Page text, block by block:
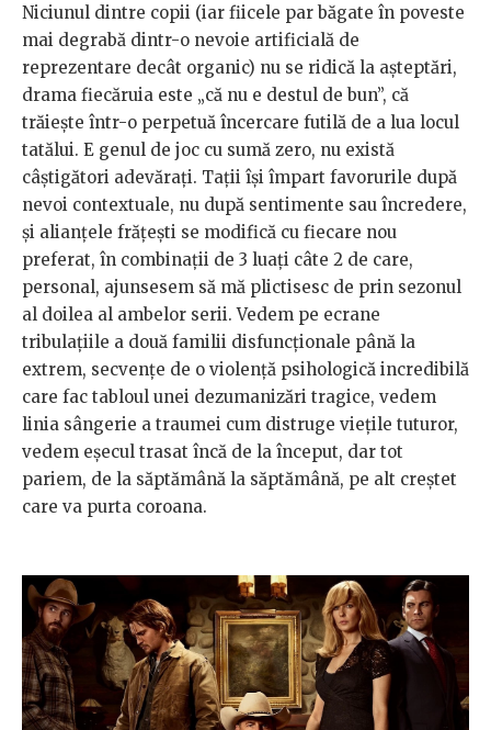
Niciunul dintre copii (iar fiicele par băgate în poveste
mai degrabă dintr-o nevoie artificială de
reprezentare decât organic) nu se ridică la așteptări,
drama fiecăruia este „că nu e destul de bun”, că
trăiește într-o perpetuă încercare futilă de a lua locul
tatălui. E genul de joc cu sumă zero, nu există
câștigători adevărați. Tații își împart favorurile după
nevoi contextuale, nu după sentimente sau încredere,
și alianțele frățești se modifică cu fiecare nou
preferat, în combinații de 3 luați câte 2 de care,
personal, ajunsesem să mă plictisesc de prin sezonul
al doilea al ambelor serii. Vedem pe ecrane
tribulațiile a două familii disfuncționale până la
extrem, secvențe de o violență psihologică incredibilă
care fac tabloul unei dezumanizări tragice, vedem
linia sângerie a traumei cum distruge viețile tuturor,
vedem eșecul trasat încă de la început, dar tot
pariem, de la săptămână la săptămână, pe alt creștet
care va purta coroana.